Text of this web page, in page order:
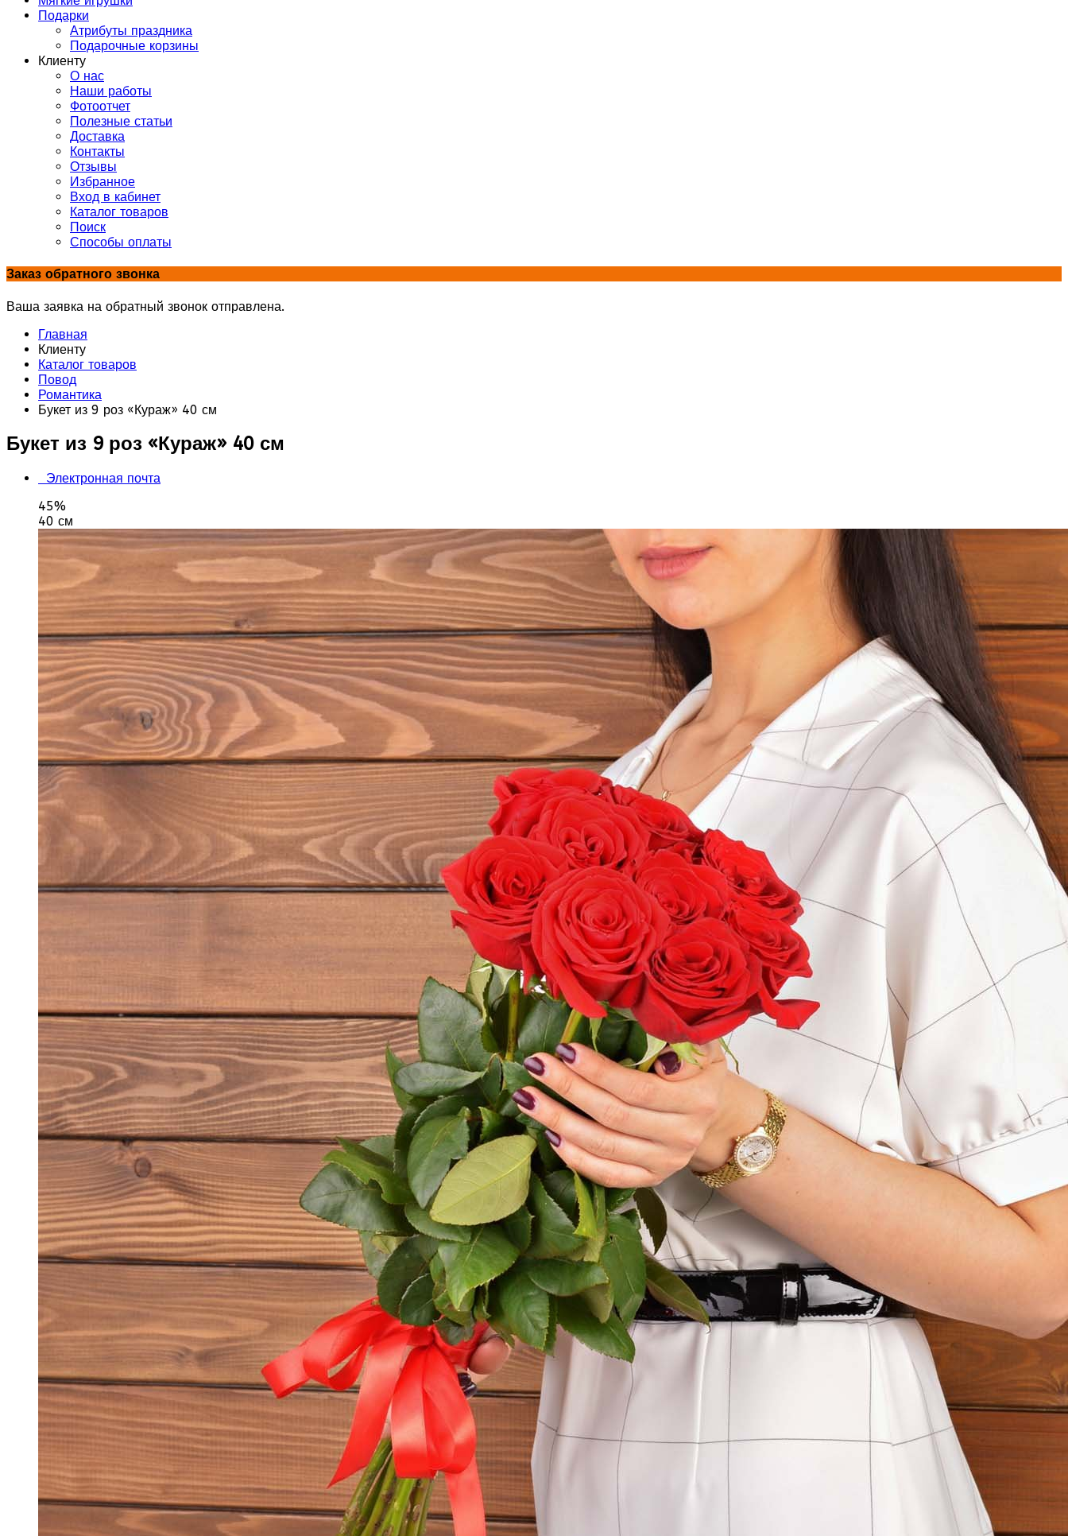
Подарки
Атрибуты праздника
Подарочные корзины
Клиенту
О нас
Наши работы
Фотоотчет
Полезные статьи
Доставка
Контакты
Отзывы
Избранное
Вход в кабинет
Каталог товаров
Поиск
Способы оплаты
Заказ обратного звонка
Ваша заявка на обратный звонок отправлена.
Главная
Клиенту
Каталог товаров
Повод
Романтика
Букет из 9 роз «Кураж» 40 см
Букет из 9 роз «Кураж» 40 см
Электронная почта
45%
40 см